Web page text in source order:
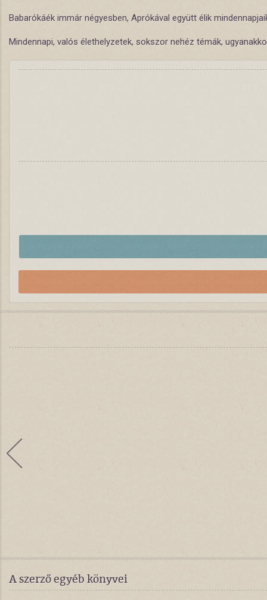
Babarókáék immár négyesben, Aprókával együtt élik
Mindennapi, valós élethelyzetek, sokszor nehéz témák,
A szerző egyéb könyvei